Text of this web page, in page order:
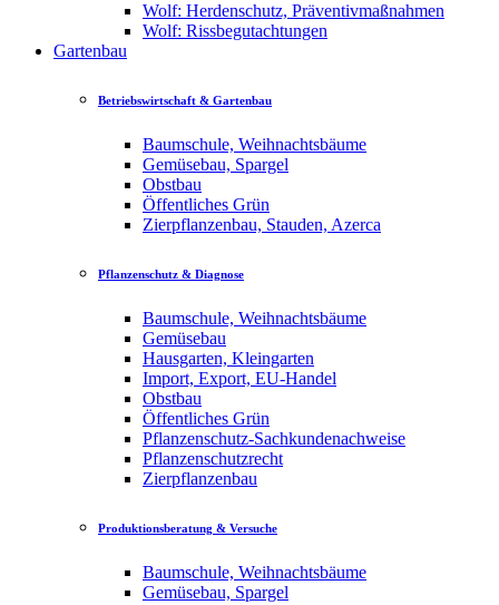
Wolf: Herdenschutz, Präventivmaßnahmen
Wolf: Rissbegutachtungen
Gartenbau
Betriebswirtschaft & Gartenbau
Baumschule, Weihnachtsbäume
Gemüsebau, Spargel
Obstbau
Öffentliches Grün
Zierpflanzenbau, Stauden, Azerca
Pflanzenschutz & Diagnose
Baumschule, Weihnachtsbäume
Gemüsebau
Hausgarten, Kleingarten
Import, Export, EU-Handel
Obstbau
Öffentliches Grün
Pflanzenschutz-Sachkundenachweise
Pflanzenschutzrecht
Zierpflanzenbau
Produktionsberatung & Versuche
Baumschule, Weihnachtsbäume
Gemüsebau, Spargel